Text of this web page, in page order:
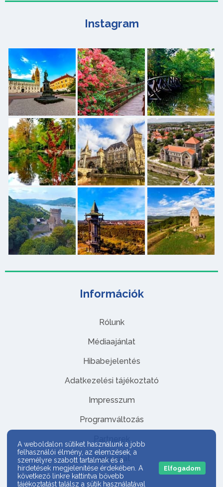
Információk
Rólunk
Médiaajánlat
Hibabejelentés
Adatkezelési tájékoztató
Impresszum
Programváltozás
Partnerek
Kapcsolat
Instagram
A weboldalon sütiket használunk a jobb
felhasználói élmény, az elemzések, a
személyre szabott tartalmak és a
hirdetések megjelenítése érdekében. A
következő linkre kattintva bővebb
tájékoztatást találsz a sütik használatával
Elfogadom